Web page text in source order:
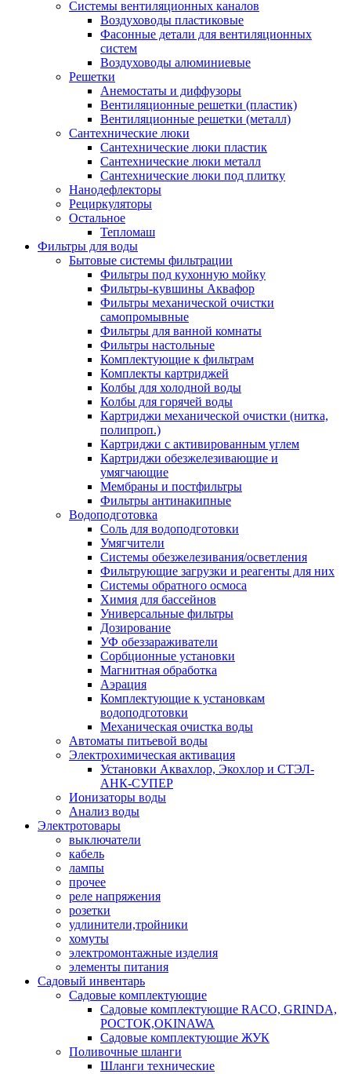
Системы вентиляционных каналов
Воздуховоды пластиковые
Фасонные детали для вентиляционных
систем
Воздуховоды алюминиевые
Решетки
Анемостаты и диффузоры
Вентиляционные решетки (пластик)
Вентиляционные решетки (металл)
Сантехнические люки
Сантехнические люки пластик
Сантехнические люки металл
Сантехнические люки под плитку
Нанодефлекторы
Рециркуляторы
Остальное
Тепломаш
Фильтры для воды
Бытовые системы фильтрации
Фильтры под кухонную мойку
Фильтры-кувшины Аквафор
Фильтры механической очистки
самопромывные
Фильтры для ванной комнаты
Фильтры настольные
Комплектующие к фильтрам
Комплекты картриджей
Колбы для холодной воды
Колбы для горячей воды
Картриджи механической очистки (нитка,
полипроп.)
Картриджи с активированным углем
Картриджи обезжелезивающие и
умягчающие
Мембраны и постфильтры
Фильтры антинакипные
Водоподготовка
Соль для водоподготовки
Умягчители
Системы обезжелезивания/осветления
Фильтрующие загрузки и реагенты для них
Системы обратного осмоса
Химия для бассейнов
Универсальные фильтры
Дозирование
УФ обеззараживатели
Сорбционные установки
Магнитная обработка
Аэрация
Комплектующие к установкам
водоподготовки
Механическая очистка воды
Автоматы питьевой воды
Электрохимическая активация
Установки Аквахлор, Экохлор и СТЭЛ-
АНК-СУПЕР
Ионизаторы воды
Анализ воды
Электротовары
выключатели
кабель
лампы
прочее
реле напряжения
розетки
удлинители,тройники
хомуты
электромонтажные изделия
элементы питания
Садовый инвентарь
Садовые комплектующие
Садовые комплектующие RACO, GRINDA,
РОСТОК,OKINAWA
Садовые комплектующие ЖУК
Поливочные шланги
Шланги технические